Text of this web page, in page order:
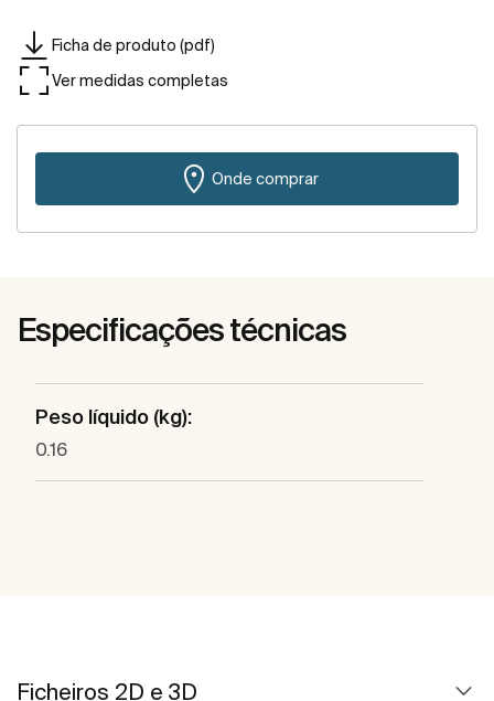
Ficha de produto (pdf)
Ver medidas completas
Onde comprar
Especificações técnicas
Peso líquido (kg):
0.16
Ficheiros 2D e 3D